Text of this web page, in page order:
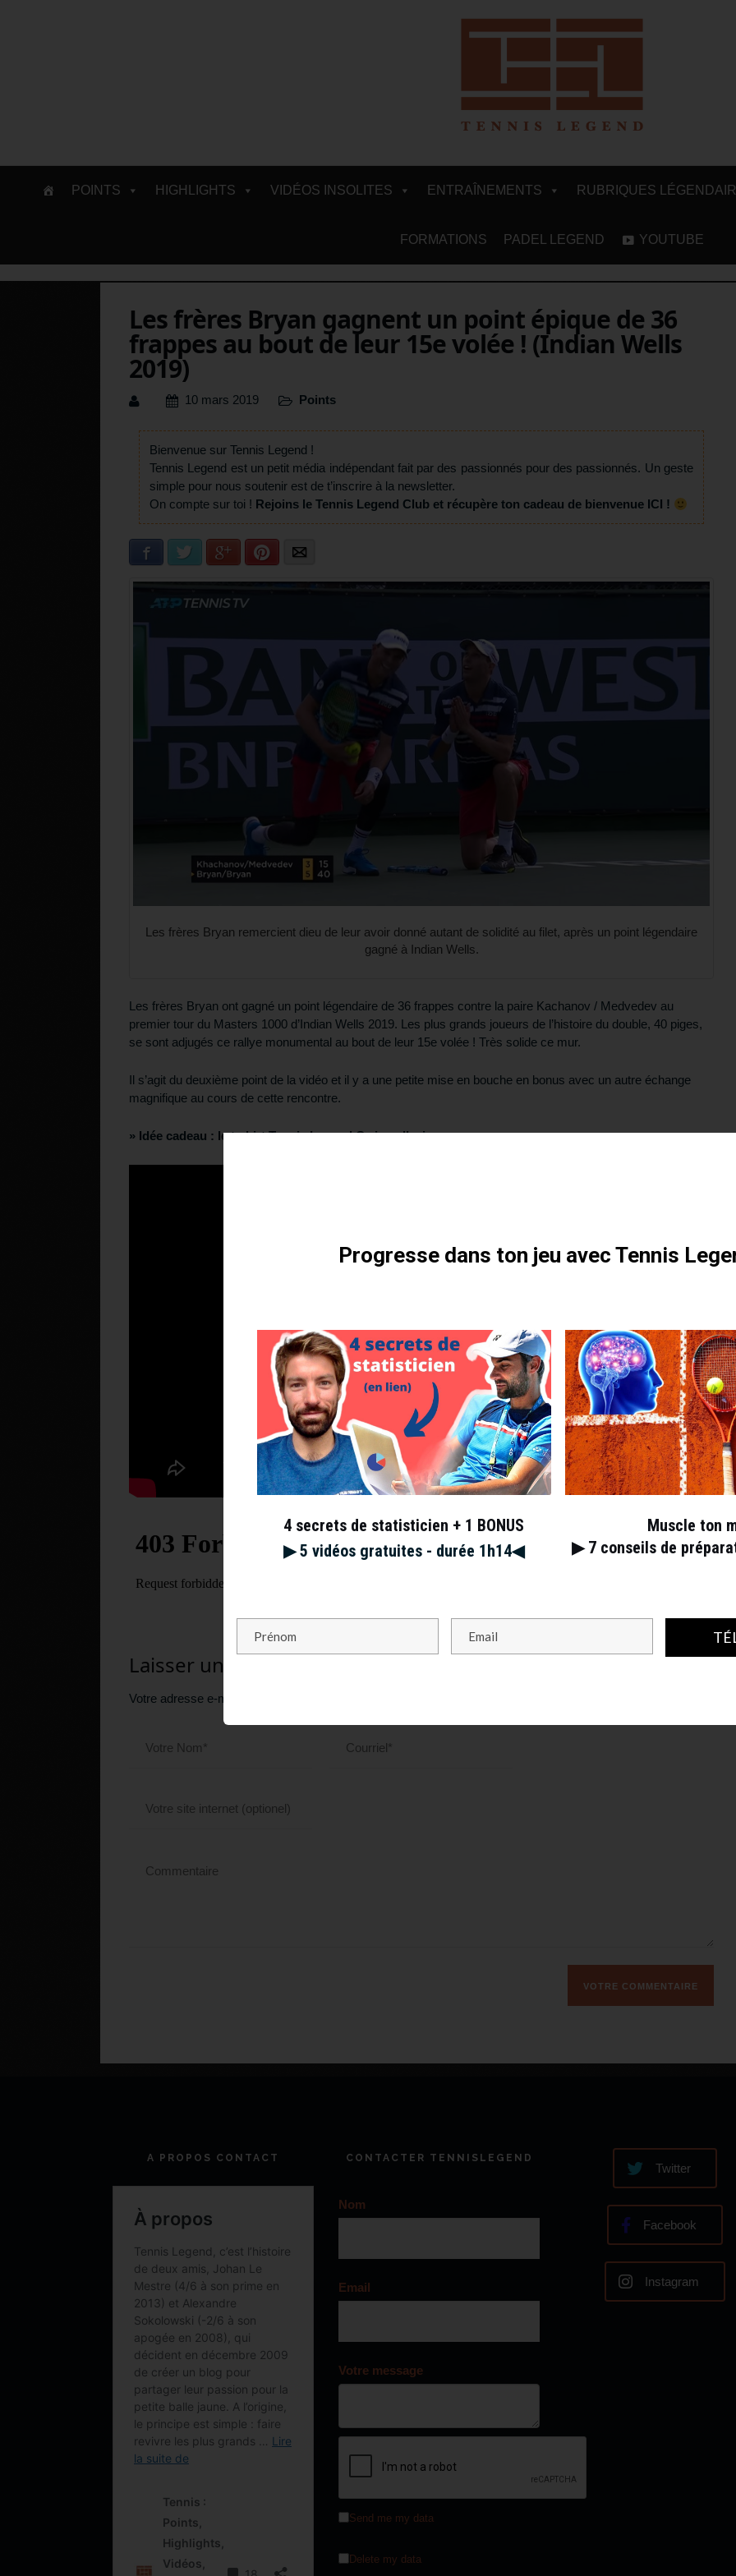
POINTS HIGHLIGHTS VIDÉOS INSOLITES ENTRAÎNEMENTS RUBRIQUES
FORMATIONS PADEL LEGEND YOUTUBE
Les frères Bryan gagnent un point épique de 36
frappes au bout de leur 15e volée ! (Indian Wells
2019)
10 mars 2019 Points
Bienvenue sur Tennis Legend !
Tennis Legend est un petit média indépendant fait par des passionnés pour des passionnés. Un geste
simple pour nous soutenir est de t’inscrire à la newsletter.
On compte sur toi ! Rejoins le Tennis Legend Club et récupère ton cadeau de bienvenue ICI !
Facebook Twitter Google+ Pinterest
Les frères Bryan remercient dieu de leur avoir donné autant de solidité au filet, après un point légendaire
gagné à Indian Wells.
Les frères Bryan ont gagné un point légendaire de 36 frappes contre la paire Kachanov / Medvedev au
premier tour du Masters 1000 d’Indian Wells 2019. Les plus grands joueurs de l’histoire du double, 40 piges,
se sont adjugés ce rallye monumental au bout de leur 15e volée ! Très solide ce mur.
Il s’agit du deuxième point de la vidéo et il y a une petite mise en bouche en bonus avec un autre échange
magnifique au cours de cette rencontre.
» Idée cadeau : le t-shirt Tennis Legend Ça joue l’acier
Laisser un commentaire
Votre adresse e-mail ne sera pas publiée.
A PROPOS CONTACT CONTACTER TENNISLEGEND
Nom
Email
Votre message
Send me my data
Delete my data
Twitter
Facebook
Instagram
Progresse dans ton jeu avec Tennis
4 secrets de statisticien + 1 BONUS
▶︎ 5 vidéos gratuites - durée 1h14◀︎
Muscle ton
▶︎ 7 conseils de